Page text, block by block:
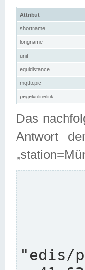
Attribut
shortname
longname
unit
equidistance
mqtttopic
pegelonlinelink
Das
Antwort
"edis/